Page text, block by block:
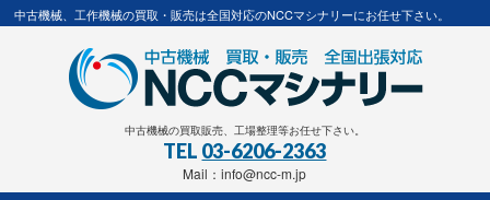
中古機械、工作機械の買取・販売は全国対応のNCCマシナリーにお任せ下さい。
中古機械の買取販売、工場整理等お任せ下さい。
TEL 03-6206-2363
Mail：info@ncc-m.jp